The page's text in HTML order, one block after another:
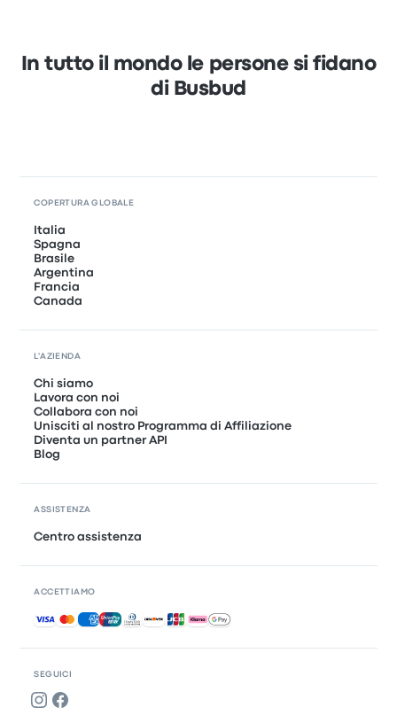
In tutto il mondo le persone si fidano
di Busbud
SEGUICI
COPERTURA GLOBALE
Italia
Spagna
Brasile
Argentina
Francia
Canada
L'AZIENDA
Chi siamo
Lavora con noi
Collabora con noi
Unisciti al nostro Programma di Affiliazione
Diventa un partner API
Blog
ASSISTENZA
Centro assistenza
ACCETTIAMO
Pagamenti accettati